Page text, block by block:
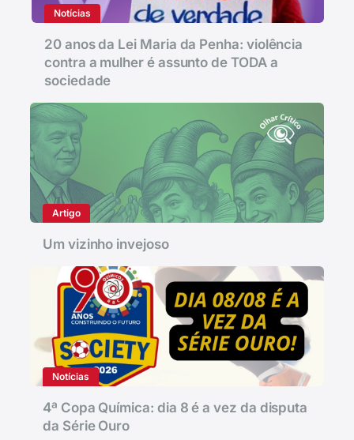
Notícias
20 anos da Lei Maria da Penha: violência
contra a mulher é assunto de TODA a
sociedade
Artigo
Um vizinho invejoso
Notícias
4ª Copa Química: dia 8 é a vez da disputa
da Série Ouro